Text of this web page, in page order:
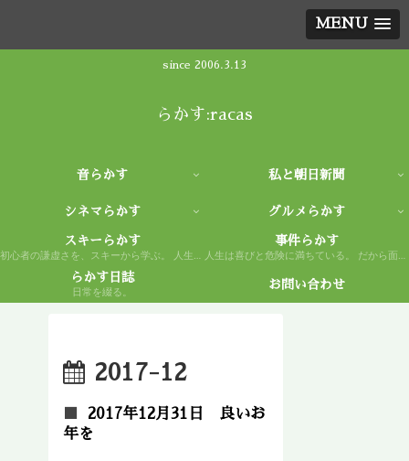
MENU
since 2006.3.13
らかす:racas
音らかす 私と朝日新聞
シネマらかす グルメらかす
スキーらかす
初心者の謙虚さを、スキーから学ぶ。 人生もまた然り。
事件らかす
人生は喜びと危険に満ちている。 だから面白い。
らかす日誌
日常を綴る。
お問い合わせ
2017-12
2017年12月31日 良いお
年を